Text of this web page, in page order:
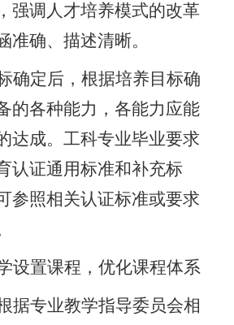
强调人才培养模式的改革
准确、描述清晰。
确定后，根据培养目标确
的各种能力，各能力应能
达成。工科专业毕业要求
认证通用标准和补充标
参照相关认证标准或要求
设置课程，优化课程体系
据专业教学指导委员会相